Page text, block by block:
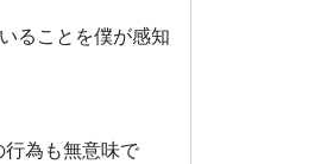
ることを僕が感知
為も無意味で